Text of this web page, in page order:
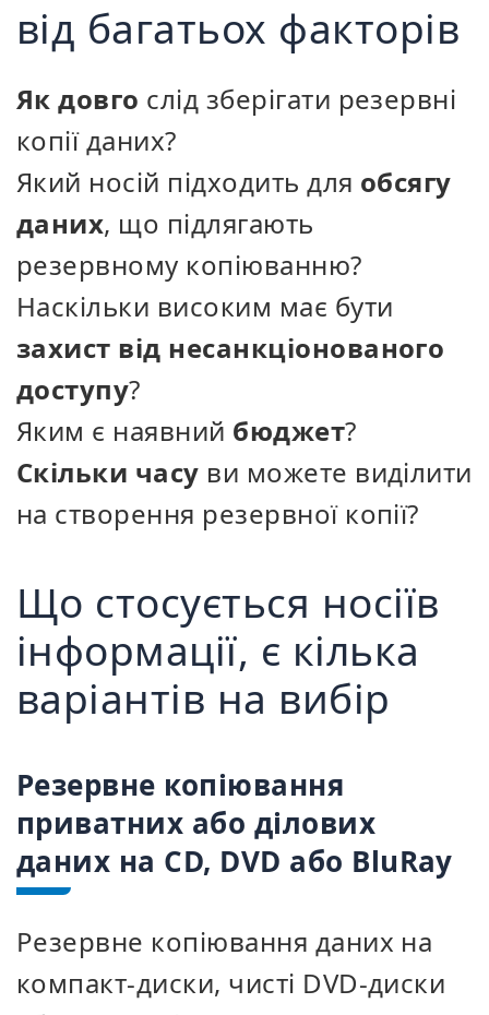
від багатьох факторів
Як довго слід зберігати резервні
копії даних?
Який носій підходить для обсягу
даних, що підлягають
резервному копіюванню?
Наскільки високим має бути
захист від несанкціонованого
доступу?
Яким є наявний бюджет?
Скільки часу ви можете виділити
на створення резервної копії?
Що стосується носіїв
інформації, є кілька
варіантів на вибір
Резервне копіювання
приватних або ділових
даних на CD, DVD або BluRay
Резервне копіювання даних на
компакт-диски, чисті DVD-диски